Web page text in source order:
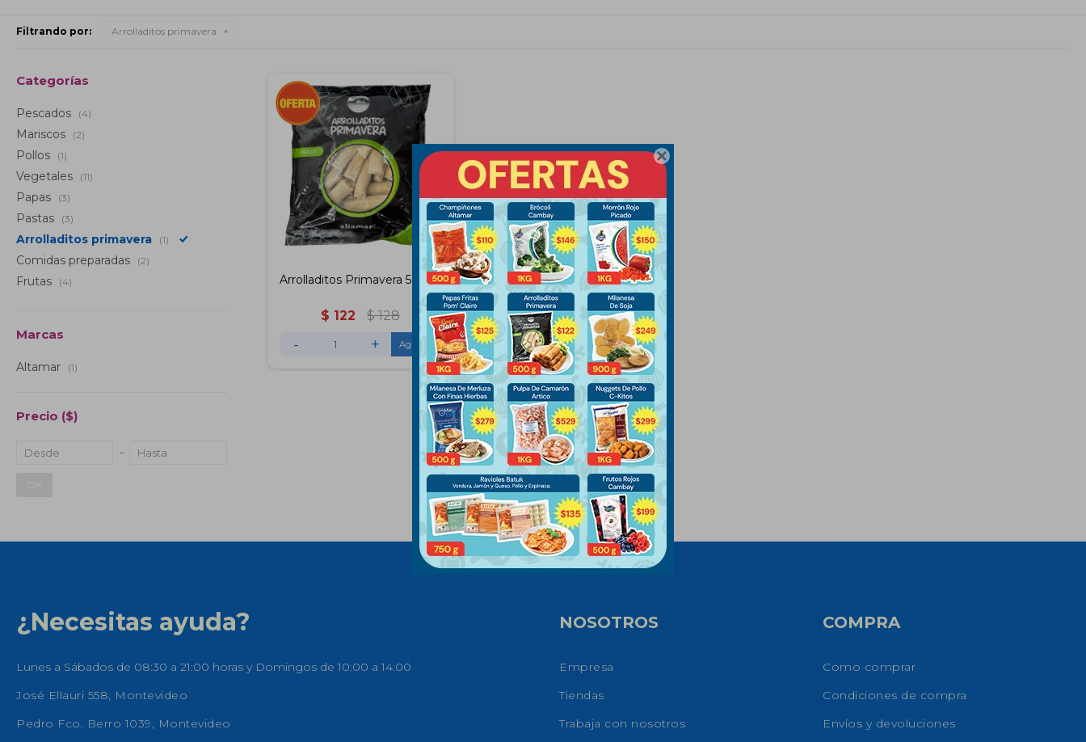

Filtrando por: Arrolladitos primavera
Arrolladitos Primavera 500Gs
$ 122 $ 128
- +
Categorías
Pescados (4)
Mariscos (2)
Pollos (1)
Vegetales (11)
Papas (3)
Pastas (3)
Arrolladitos primavera (1)
Comidas preparadas (2)
Frutas (4)
Marcas
Altamar (1)
Precio ($)
¿Necesitas ayuda?
Lunes a Sábados de 08:30 a 21:00 horas y Domingos de 10:00 a 14:00
José Ellauri 558, Montevideo
Pedro Fco. Berro 1039, Montevideo
NOSOTROS
Empresa
Tiendas
Trabaja con nosotros
COMPRA
Como comprar
Condiciones de compra
Envíos y devoluciones